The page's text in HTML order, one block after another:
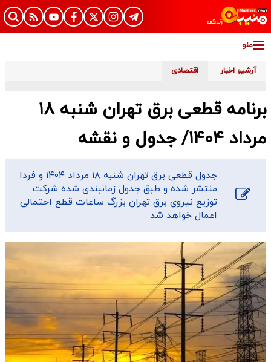
منو
آرشیو اخبار اقتصادی
برنامه قطعی برق تهران شنبه ۱۸
مرداد ۱۴۰۴/ جدول و نقشه
​جدول قطعی برق تهران شنبه ۱۸ مرداد ۱۴۰۴ و فردا
منتشر شده و طبق جدول زمانبندی شده شرکت
توزیع نیروی برق تهران بزرگ ساعات قطع احتمالی
اعمال خواهد شد